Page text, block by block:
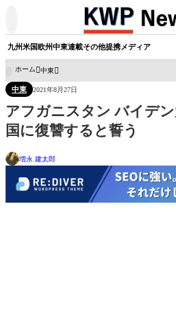
九州米国欧州中東連載その他提携メディア
ホーム 中東
中東 2021年8月27日
アフガニスタン バイデ
国に復讐すると誓う
増永 建太郎